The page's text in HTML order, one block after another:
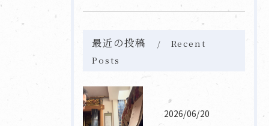
最近の投稿
Recent
Posts
2026/06/20